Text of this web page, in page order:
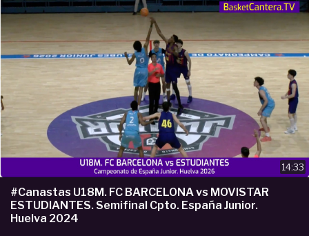
14:33
#Canastas U18M. FC BARCELONA vs MOVISTAR
ESTUDIANTES. Semifinal Cpto. España Junior.
Huelva 2024